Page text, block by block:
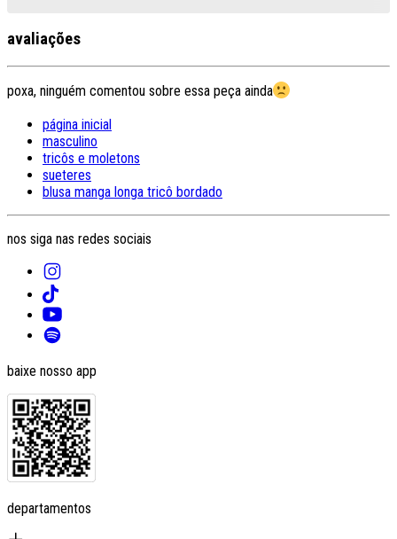
avaliações
poxa, ninguém comentou sobre essa peça ainda
página inicial
masculino
tricôs e moletons
sueteres
blusa manga longa tricô bordado
nos siga nas redes sociais
baixe nosso app
departamentos